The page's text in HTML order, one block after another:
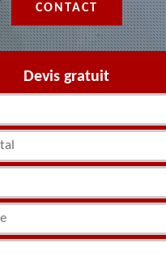
CONTACT
Devis gratuit